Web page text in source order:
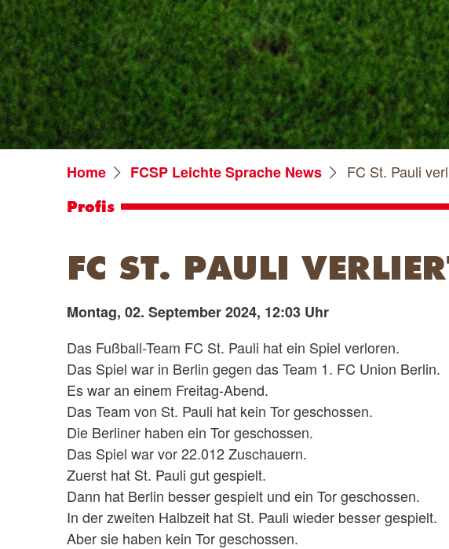
Home FCSP Leichte Sprache News FC St. Pauli
Profis
FC ST. PAULI
Montag, 02. September 2024, 12:03 Uhr
Das Fußball-Team FC St. Pauli hat ein Spiel verloren.
Das Spiel war in Berlin gegen das Team 1. FC Union Berlin.
Es war an einem Freitag-Abend.
Das Team von St. Pauli hat kein Tor geschossen.
Die Berliner haben ein Tor geschossen.
Das Spiel war vor 22.012 Zuschauern.
Zuerst hat St. Pauli gut gespielt.
Dann hat Berlin besser gespielt und ein Tor geschossen.
In der zweiten Halbzeit hat St. Pauli wieder besser gespielt.
Aber sie haben kein Tor geschossen.